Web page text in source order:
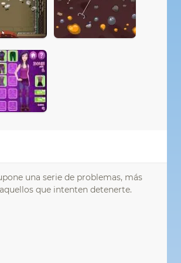
una serie de problemas, más
que intenten detenerte.